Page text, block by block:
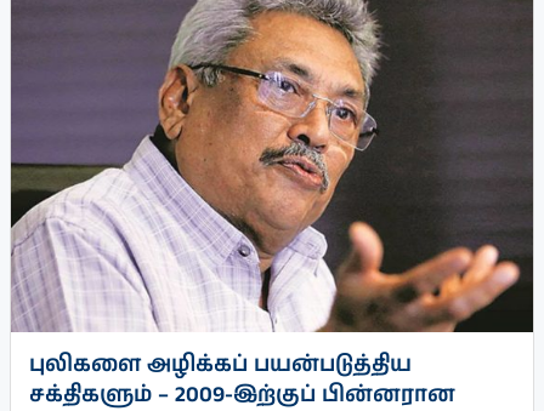
புலிகளை அழிக்கப் பயன்படுத்திய
சக்திகளும் – 2009-இற்குப் பின்னரான